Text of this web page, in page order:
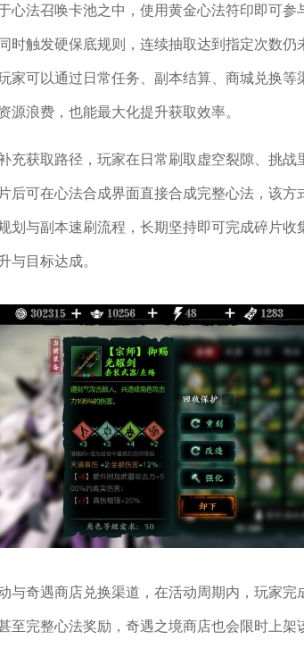
心法召唤卡池之中，使用黄金心法符印即可参
时触发硬保底规则，连续抽取达到指定次数仍
家可以通过日常任务、副本结算、商城兑换等
浪费，也能最大化提升获取效率。
充获取路径，玩家在日常刷取虚空裂隙、挑
后可在心法合成界面直接合成完整心法，该方
划与副本速刷流程，长期坚持即可完成碎片
与目标达成。
与奇遇商店兑换渠道，在活动周期内，玩家完
至完整心法奖励，奇遇之境商店也会限时上